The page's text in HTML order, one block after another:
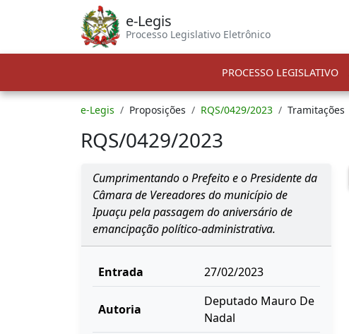
e-Legis
Processo Legislativo Eletrônico
PROCESSO LEGISLATIVO
e-Legis Proposições RQS/0429/2023 Tramitações
RQS/0429/2023
Cumprimentando o Prefeito e o Presidente da
Câmara de Vereadores do município de
Ipuaçu pela passagem do aniversário de
emancipação político-administrativa.
Entrada 27/02/2023
Autoria
Deputado Mauro De
Nadal